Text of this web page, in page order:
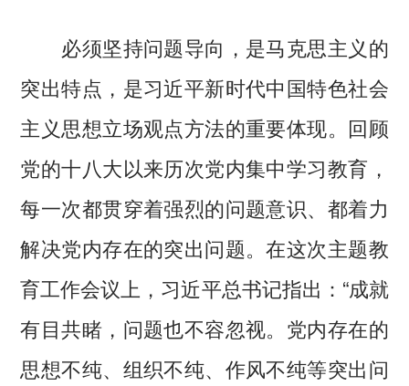
必须坚持问题导向，是马克思主义的
突出特点，是习近平新时代中国特色社会
主义思想立场观点方法的重要体现。回顾
党的十八大以来历次党内集中学习教育，
每一次都贯穿着强烈的问题意识、都着力
解决党内存在的突出问题。在这次主题教
育工作会议上，习近平总书记指出：“成就
有目共睹，问题也不容忽视。党内存在的
思想不纯、组织不纯、作风不纯等突出问